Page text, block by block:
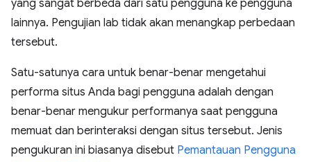
yang sangat berbeda dari satu pengguna ke pengguna
lainnya. Pengujian lab tidak akan menangkap perbedaan
tersebut.
Satu-satunya cara untuk benar-benar mengetahui
performa situs Anda bagi pengguna adalah dengan
benar-benar mengukur performanya saat pengguna
memuat dan berinteraksi dengan situs tersebut. Jenis
pengukuran ini biasanya disebut Pemantauan Pengguna